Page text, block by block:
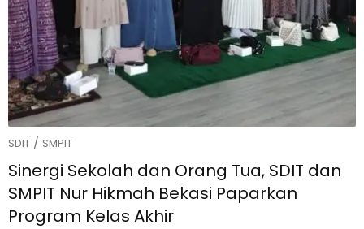
SDIT / SMPIT
Sinergi Sekolah dan Orang Tua, SDIT dan
SMPIT Nur Hikmah Bekasi Paparkan
Program Kelas Akhir